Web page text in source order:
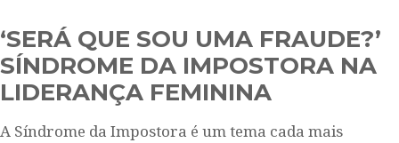
‘SERÁ QUE SOU UMA FRAUDE?’
SÍNDROME DA IMPOSTORA NA
LIDERANÇA FEMININA
A Síndrome da Impostora é um tema cada mais